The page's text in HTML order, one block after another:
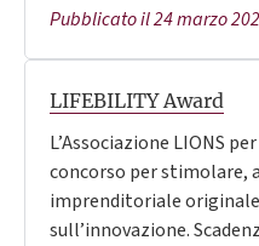
Pubblicato il 24 marzo
LIFEBILITY Award
L’Associazione LIONS
concorso per
imprenditoriale
sull’innovazione.